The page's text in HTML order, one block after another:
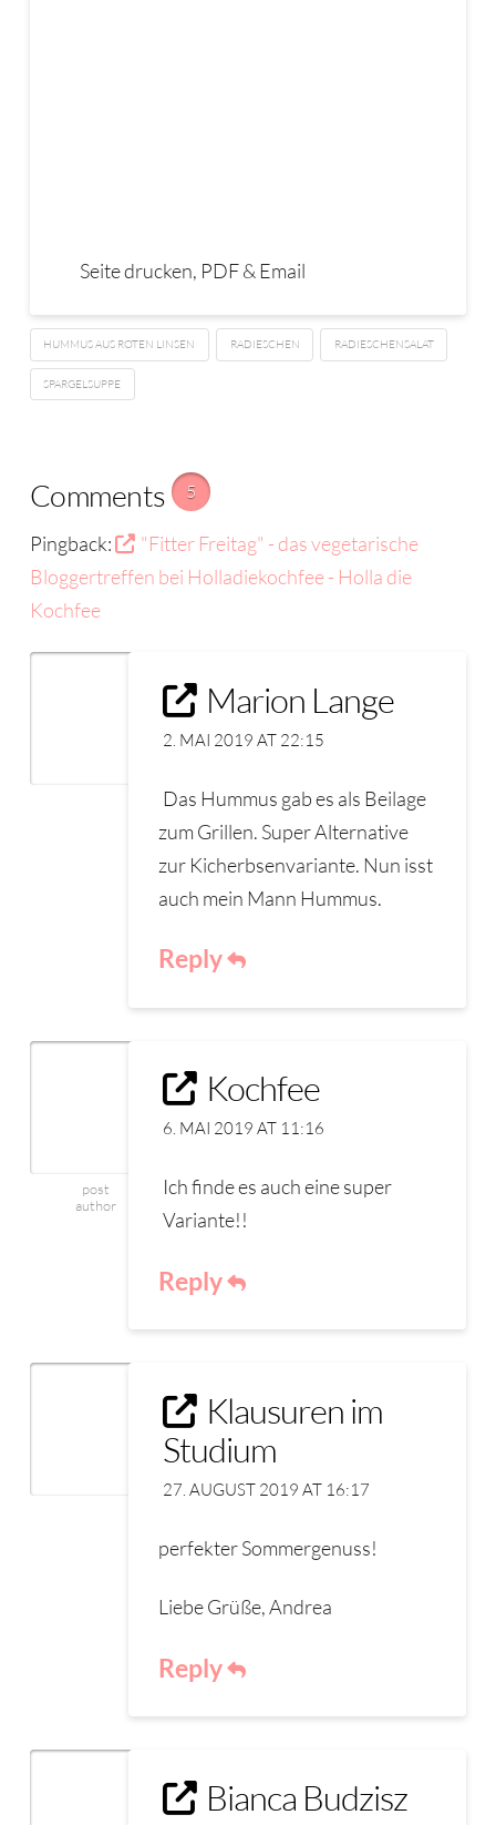
Seite drucken, PDF & Email
HUMMUS AUS ROTEN LINSEN RADIESCHEN RADIESCHENSALAT
SPARGELSUPPE
Comments 5
Pingback:
"Fitter Freitag" - das vegetarische
Bloggertreffen bei Holladiekochfee - Holla die
Kochfee
Marion Lange
2. MAI 2019 AT 22:15
Das Hummus gab es als Beilage
zum Grillen. Super Alternative
zur Kicherbsenvariante. Nun isst
auch mein Mann Hummus.
Reply
post
author
Kochfee
6. MAI 2019 AT 11:16
Ich finde es auch eine super
Variante!!
Reply
Klausuren im
Studium
27. AUGUST 2019 AT 16:17
perfekter Sommergenuss!
Liebe Grüße, Andrea
Reply
Bianca Budzisz